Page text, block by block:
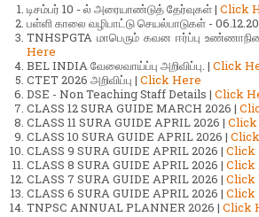
டிசம்பர் 10 - ல் அரையாண்டுத் தேர்வுகள் | Click
பள்ளி காலை வழிபாட்டு செயல்பாடுகள் -
TNHSPGTA மாபெரும் கவன ஈர்ப்பு
Here
BEL INDIA வேலைவாய்ப்பு அறிவிப்பு. | Click
CTET 2026 அறிவிப்பு | Click Here
DSE - Non Teaching Staff Details | Click
CLASS 12 SURA GUIDE MARCH 2026 |
CLASS 11 SURA GUIDE APRIL 2026 |
CLASS 10 SURA GUIDE APRIL 2026 |
CLASS 9 SURA GUIDE APRIL 2026 | Click
CLASS 8 SURA GUIDE APRIL 2026 | Click
CLASS 7 SURA GUIDE APRIL 2026 | Click
CLASS 6 SURA GUIDE APRIL 2026 | Click
TNPSC ANNUAL PLANNER 2026 | Click